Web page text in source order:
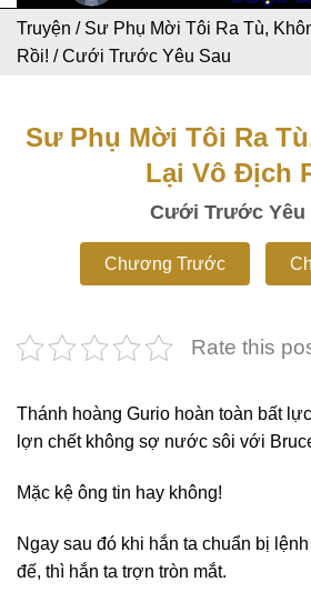
Truyện / Sư Phụ Mời Tôi Ra Tù,
Rồi! /Cưới Trước Yêu Sau
Sư Phụ Mời Tôi Ra
Lại Vô Địch
Cưới Trước Yêu
Chương Trước
Rate this
Thánh hoàng Gurio hoàn toàn bất
lợn chết không sợ nước sôi với
Mặc kệ ông tin hay không!
Ngay sau đó khi hắn ta chuẩn bị
đế, thì hắn ta trợn tròn mắt.